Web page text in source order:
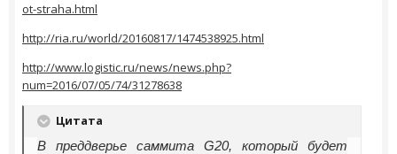
ot-straha.html
http://ria.ru/world/20160817/1474538925.html
http://www.logistic.ru/news/news.php?
num=2016/07/05/74/31278638
Цитата
В преддверье саммита G20, который будет